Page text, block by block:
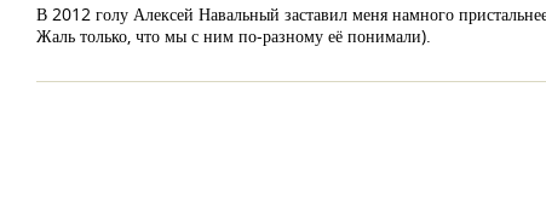
В 2012 голу Алексей Навальный заставил меня намного
Жаль только, что мы с ним по-разному её понимали).